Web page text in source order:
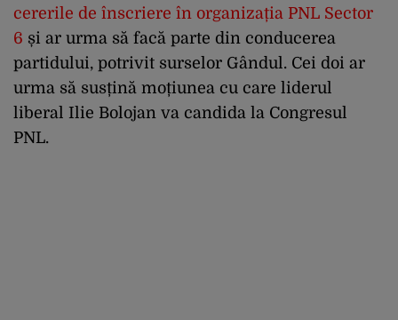
cererile de înscriere în organizația PNL Sector
6 și ar urma să facă parte din conducerea
partidului, potrivit surselor Gândul. Cei doi ar
urma să susțină moțiunea cu care liderul
liberal Ilie Bolojan va candida la Congresul
PNL.